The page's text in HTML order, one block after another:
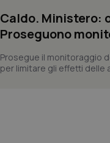
Caldo. Ministero:
Proseguono
Prosegue il monitoraggio
per limitare gli effetti delle
I cookie necessari